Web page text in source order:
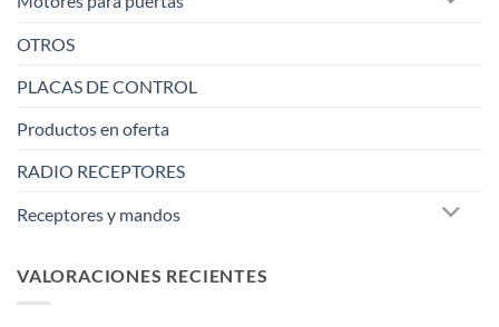
OTROS
PLACAS DE CONTROL
Productos en oferta
RADIO RECEPTORES
Receptores y mandos
VALORACIONES RECIENTES